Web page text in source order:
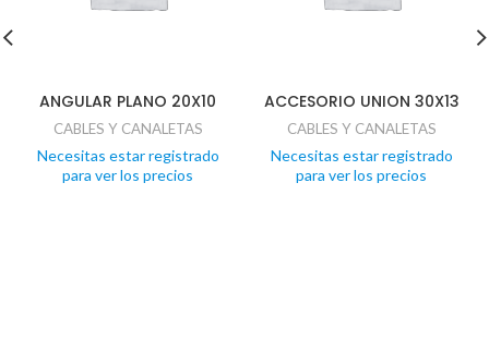
ANGULAR PLANO 20X10
CABLES Y CANALETAS
Necesitas estar registrado
para ver los precios
ACCESORIO UNION 30X13
CABLES Y CANALETAS
Necesitas estar registrado
para ver los precios